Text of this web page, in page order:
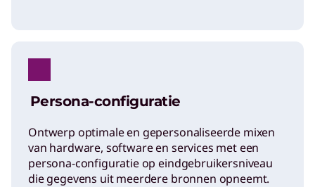
Persona-configuratie
Ontwerp optimale en gepersonaliseerde mixen
van hardware, software en services met een
persona-configuratie op eindgebruikersniveau
die gegevens uit meerdere bronnen opneemt.